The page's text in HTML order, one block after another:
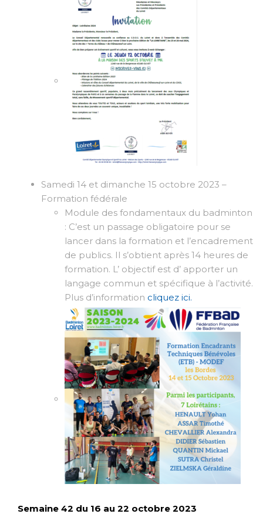
Samedi 14 et dimanche 15 octobre 2023 –
Formation fédérale
Module des fondamentaux du badminton
: C’est un passage obligatoire pour se
lancer dans la formation et l’encadrement
de publics. Il s’obtient après 14 heures de
formation. L’ objectif est d’ apporter un
langage commun et spécifique à l’activité.
Plus d’information cliquez ici.
Semaine 42 du 16 au 22 octobre 2023